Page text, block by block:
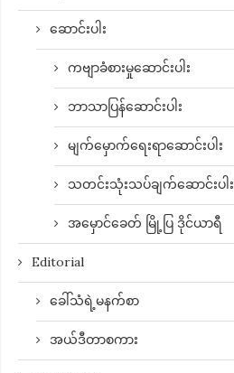
ဆောင်းပါး
ကဗျာခံစားမှုဆောင်းပါး
ဘာသာပြန်ဆောင်းပါး
မျက်မှောက်ရေးရာဆောင်းပါး
သတင်းသုံးသပ်ချက်ဆောင်းပါး
အမှောင်ခေတ် မြို့ပြ ဒိုင်ယာရီ
Editorial
ခေါ်သံရဲ့မနက်စာ
အယ်ဒီတာစကား